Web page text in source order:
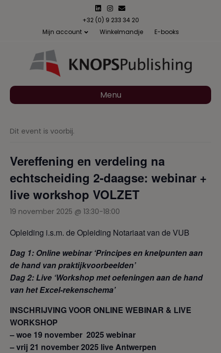
n
n
s
a
m
m
a
l
+32 (0) 9 233 34 20
Mijn account
Winkelmandje E-books
Menu
Dit event is voorbij.
Vereffening en verdeling na
echtscheiding 2-daagse: webinar +
live workshop VOLZET
19 november 2025 @ 13:30-18:00
Opleiding i.s.m. de Opleiding Notariaat van de VUB
Dag 1: Online webinar ‘Principes en knelpunten aan
de hand van praktijkvoorbeelden’
Dag 2: Live ‘Workshop met oefeningen aan de hand
van het Excel-rekenschema’
INSCHRIJVING VOOR ONLINE WEBINAR & LIVE
WORKSHOP
– woe 19 november 2025 webinar
– vrij 21 november 2025 live Antwerpen